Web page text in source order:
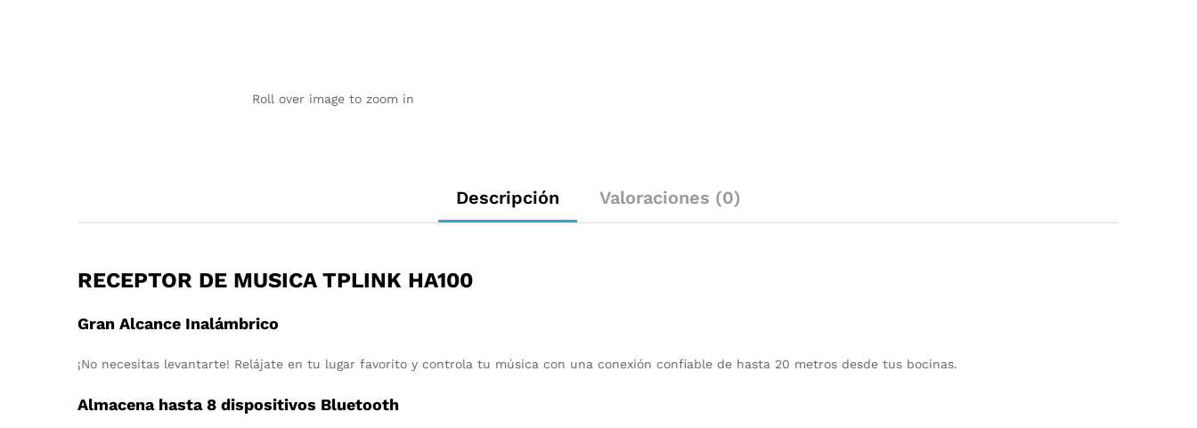
Roll over image to zoom in
Descripción Valoraciones (0)
RECEPTOR DE MUSICA TPLINK HA100
Gran Alcance Inalámbrico
¡No necesitas levantarte! Relájate en tu lugar favorito y controla tu música con una conexión confiable de hasta 20 metros desde tus bocinas.
Almacena hasta 8 dispositivos Bluetooth